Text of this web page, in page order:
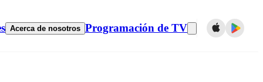
Acerca de nosotros Programación de TV